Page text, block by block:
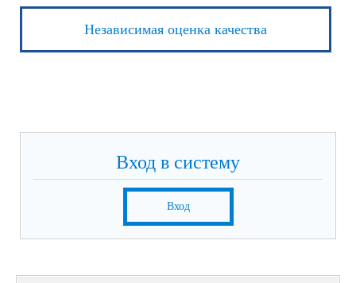
Независимая оценка качества
Вход в систему
Вход